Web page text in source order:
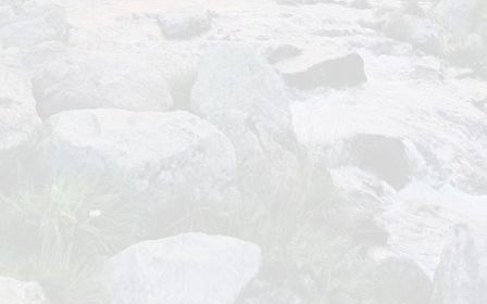
Gasthaus Longfall
Aber egal. Gehen wir doch überhaupt erst einmal
los.